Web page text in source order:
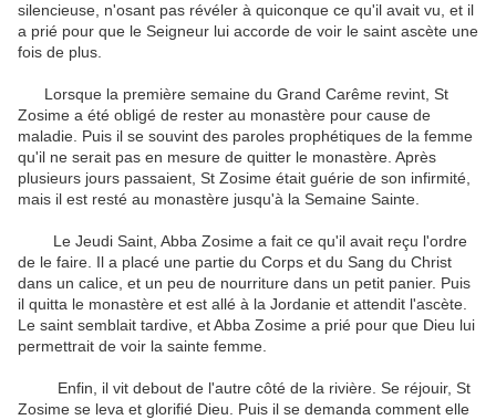
silencieuse n'osant pas révéler à quiconque ce qu'il avait vu et il
a prié pour que le Seigneur lui accorde de voir le saint ascète une
fois de plus
Lorsque la première semaine du Grand Carême revint, St
Zosime a été obligé de rester au monastère pour cause de
maladie Puis il se souvint des paroles prophétiques de la femme
qu'il ne serait pas en mesure de quitter le monastère Après
plusieurs jours passaient St Zosime était guérie de son infirmité
mais il est resté au monastère jusqu'à la Semaine Sainte
Le Jeudi Saint Abba Zosime a fait ce qu'il avait reçu l'ordre
de le faire Il a placé une partie du Corps et du Sang du Christ
dans un calice et un peu de nourriture dans un petit panier. Puis
il quitta le monastère et est allé à la Jordanie et attendit l'ascète
Le saint semblait tardive etAbba Zosime a prié pour que Dieu lui
permettrait de voir la sainte femme
Enfin il vit debout de l'autre côté de la rivière Se réjouir, St
Zosime se leva et glorifié Dieu Puis il se demanda comment elle